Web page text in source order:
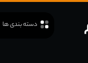
دسته بندی ها